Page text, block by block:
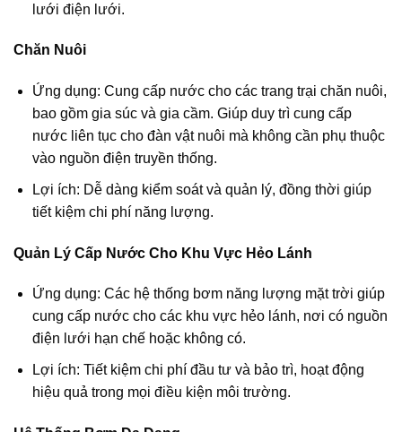
lưới điện lưới.
Chăn Nuôi
Ứng dụng: Cung cấp nước cho các trang trại chăn nuôi,
bao gồm gia súc và gia cầm. Giúp duy trì cung cấp
nước liên tục cho đàn vật nuôi mà không cần phụ thuộc
vào nguồn điện truyền thống.
Lợi ích: Dễ dàng kiểm soát và quản lý, đồng thời giúp
tiết kiệm chi phí năng lượng.
Quản Lý Cấp Nước Cho Khu Vực Hẻo Lánh
Ứng dụng: Các hệ thống bơm năng lượng mặt trời giúp
cung cấp nước cho các khu vực hẻo lánh, nơi có nguồn
điện lưới hạn chế hoặc không có.
Lợi ích: Tiết kiệm chi phí đầu tư và bảo trì, hoạt động
hiệu quả trong mọi điều kiện môi trường.